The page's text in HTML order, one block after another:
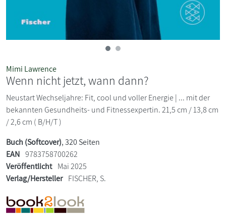
Mimi Lawrence
Wenn nicht jetzt, wann dann?
Neustart Wechseljahre: Fit, cool und voller Energie | ... mit der
bekannten Gesundheits- und Fitnessexpertin. 21,5 cm / 13,8 cm
/ 2,6 cm ( B/H/T )
Buch (Softcover), 320 Seiten
EAN 9783758700262
Veröffentlicht Mai 2025
Verlag/Hersteller FISCHER, S.